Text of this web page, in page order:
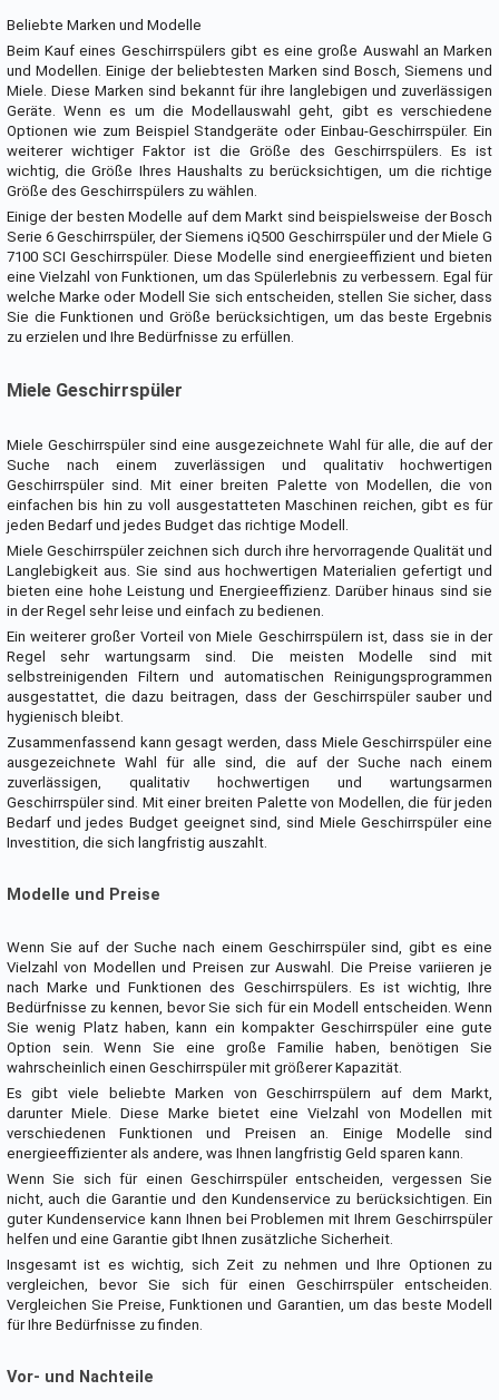
Beliebte Marken und Modelle
Beim Kauf eines Geschirrspülers gibt es eine große Auswahl an Marken
und Modellen. Einige der beliebtesten Marken sind Bosch, Siemens und
Miele. Diese Marken sind bekannt für ihre langlebigen und zuverlässigen
Geräte. Wenn es um die Modellauswahl geht, gibt es verschiedene
Optionen wie zum Beispiel Standgeräte oder Einbau-Geschirrspüler. Ein
weiterer wichtiger Faktor ist die Größe des Geschirrspülers. Es ist
wichtig, die Größe Ihres Haushalts zu berücksichtigen, um die richtige
Größe des Geschirrspülers zu wählen.
Einige der besten Modelle auf dem Markt sind beispielsweise der Bosch
Serie 6 Geschirrspüler, der Siemens iQ500 Geschirrspüler und der Miele G
7100 SCI Geschirrspüler. Diese Modelle sind energieeffizient und bieten
eine Vielzahl von Funktionen, um das Spülerlebnis zu verbessern. Egal für
welche Marke oder Modell Sie sich entscheiden, stellen Sie sicher, dass
Sie die Funktionen und Größe berücksichtigen, um das beste Ergebnis
zu erzielen und Ihre Bedürfnisse zu erfüllen.
Miele Geschirrspüler
Miele Geschirrspüler sind eine ausgezeichnete Wahl für alle, die auf der
Suche nach einem zuverlässigen und qualitativ hochwertigen
Geschirrspüler sind. Mit einer breiten Palette von Modellen, die von
einfachen bis hin zu voll ausgestatteten Maschinen reichen, gibt es für
jeden Bedarf und jedes Budget das richtige Modell.
Miele Geschirrspüler zeichnen sich durch ihre hervorragende Qualität und
Langlebigkeit aus. Sie sind aus hochwertigen Materialien gefertigt und
bieten eine hohe Leistung und Energieeffizienz. Darüber hinaus sind sie
in der Regel sehr leise und einfach zu bedienen.
Ein weiterer großer Vorteil von Miele Geschirrspülern ist, dass sie in der
Regel sehr wartungsarm sind. Die meisten Modelle sind mit
selbstreinigenden Filtern und automatischen Reinigungsprogrammen
ausgestattet, die dazu beitragen, dass der Geschirrspüler sauber und
hygienisch bleibt.
Zusammenfassend kann gesagt werden, dass Miele Geschirrspüler eine
ausgezeichnete Wahl für alle sind, die auf der Suche nach einem
zuverlässigen, qualitativ hochwertigen und wartungsarmen
Geschirrspüler sind. Mit einer breiten Palette von Modellen, die für jeden
Bedarf und jedes Budget geeignet sind, sind Miele Geschirrspüler eine
Investition, die sich langfristig auszahlt.
Modelle und Preise
Wenn Sie auf der Suche nach einem Geschirrspüler sind, gibt es eine
Vielzahl von Modellen und Preisen zur Auswahl. Die Preise variieren je
nach Marke und Funktionen des Geschirrspülers. Es ist wichtig, Ihre
Bedürfnisse zu kennen, bevor Sie sich für ein Modell entscheiden. Wenn
Sie wenig Platz haben, kann ein kompakter Geschirrspüler eine gute
Option sein. Wenn Sie eine große Familie haben, benötigen Sie
wahrscheinlich einen Geschirrspüler mit größerer Kapazität.
Es gibt viele beliebte Marken von Geschirrspülern auf dem Markt,
darunter Miele. Diese Marke bietet eine Vielzahl von Modellen mit
verschiedenen Funktionen und Preisen an. Einige Modelle sind
energieeffizienter als andere, was Ihnen langfristig Geld sparen kann.
Wenn Sie sich für einen Geschirrspüler entscheiden, vergessen Sie
nicht, auch die Garantie und den Kundenservice zu berücksichtigen. Ein
guter Kundenservice kann Ihnen bei Problemen mit Ihrem Geschirrspüler
helfen und eine Garantie gibt Ihnen zusätzliche Sicherheit.
Insgesamt ist es wichtig, sich Zeit zu nehmen und Ihre Optionen zu
vergleichen, bevor Sie sich für einen Geschirrspüler entscheiden.
Vergleichen Sie Preise, Funktionen und Garantien, um das beste Modell
für Ihre Bedürfnisse zu finden.
Vor- und Nachteile